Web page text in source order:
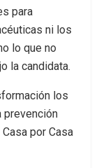
para
ni los
lo que no
la candidata.
los
prevención
por Casa